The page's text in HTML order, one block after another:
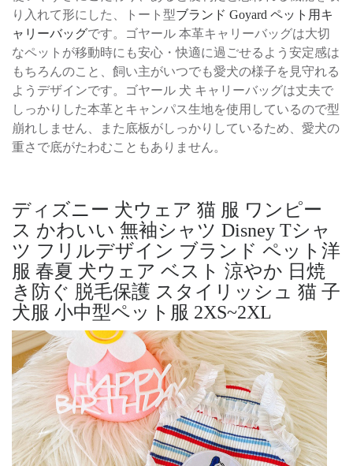
り入れて形にした、トート型ブランド Goyard ペット用キ
ャリーバッグです。ゴヤール 本革キャリーバッグは大切
なペットが移動時にも安心・快適に過ごせるよう安定感は
もちろんのこと、飼い主がいつでも愛犬の様子を見守れる
ようデザインです。ゴヤール 犬 キャリーバッグは丈夫で
しっかりした本革とキャンパス生地を使用しているので型
崩れしません、また底板がしっかりしているため、愛犬の
重さで底がたわむこともありません。
ディズニー 犬ウェア 猫 服 ワンピー
ス かわいい 無袖シャツ Disney Tシャ
ツ フリルデザイン ブランド ペット洋
服 春夏 犬ウェア ベスト 涼やか 日焼
き防ぐ 脱毛保護 スタイリッシュ 猫 子
犬服 小中型ペット服 2XS~2XL